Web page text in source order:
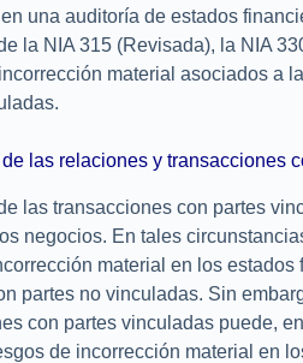
una auditoría de estados
la NIA 315 (Revisada), la NIA
material asociados a
las relaciones y transacciones
las transacciones con partes
negocios. En tales
material en los
partes no vinculadas. Sin
con partes vinculadas puede,
de incorrección material en